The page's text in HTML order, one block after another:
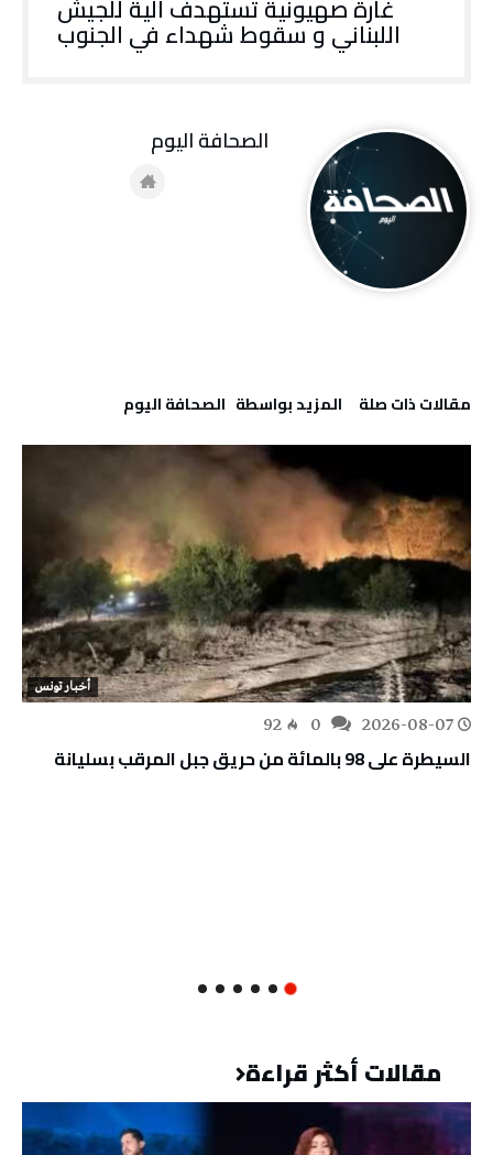
غارة صهيونية تستهدف آلية للجيش
اللبناني و سقوط شهداء في الجنوب
‫مقالات ذات صلة‬ ‫‫المزيد بواسطة‬ ‬ ‭ ‬الصحافة‭ ‬اليوم
أخبار تونس
2026-08-07
92
السيطرة على 98 بالمائة من حريق جبل المرقب بسليانة
مقالات أكثر قراءة